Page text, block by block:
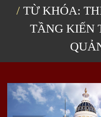
TỪ KHÓA:
TẦNG KIẾN